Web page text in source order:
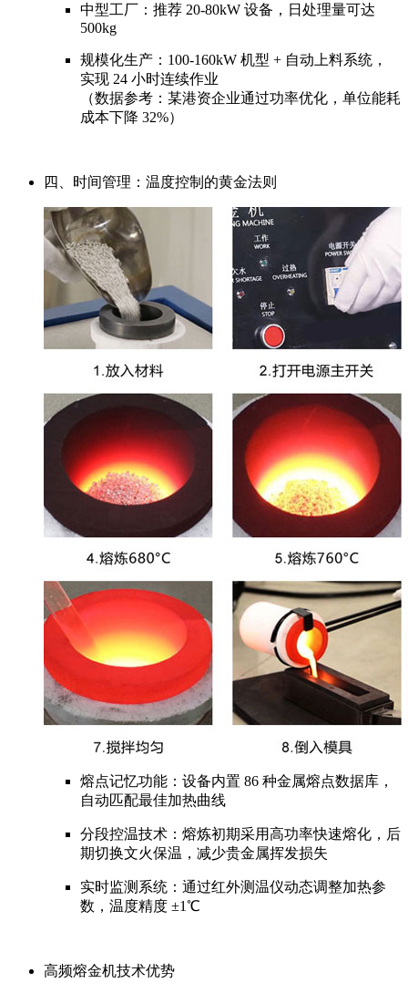
中型工厂：推荐 20-80kW 设备，日处理量可达
500kg
规模化生产：100-160kW 机型 + 自动上料系统，
实现 24 小时连续作业
（数据参考：某港资企业通过功率优化，单位能耗
成本下降 32%）
四、时间管理：温度控制的黄金法则
熔点记忆功能：设备内置 86 种金属熔点数据库，
自动匹配最佳加热曲线
分段控温技术：熔炼初期采用高功率快速熔化，后
期切换文火保温，减少贵金属挥发损失
实时监测系统：通过红外测温仪动态调整加热参
数，温度精度 ±1℃
高频熔金机技术优势